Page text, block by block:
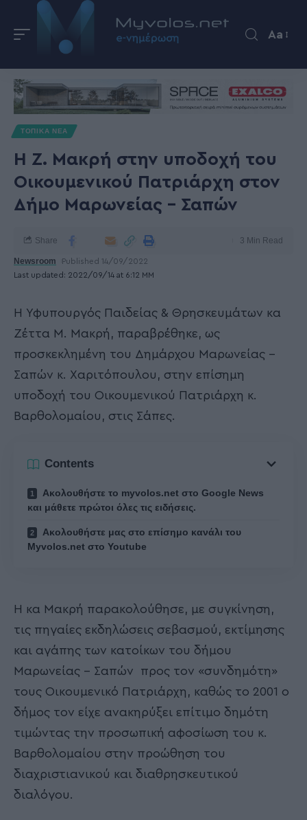
Aa
ΤΟΠΙΚΑ ΝΕΑ
Η Ζ. Μακρή στην υποδοχή του
Οικουμενικού Πατριάρχη στον
Δήμο Μαρωνείας – Σαπών
Last updated: 2022/09/14 at 6:12 ΜΜ
Newsroom Published 14/09/2022
Share 3 Min Read
Η Υφυπουργός Παιδείας & Θρησκευμάτων κα
Ζέττα Μ. Μακρή, παραβρέθηκε, ως
προσκεκλημένη του Δημάρχου Μαρωνείας –
Σαπών κ. Χαριτόπουλου, στην επίσημη
υποδοχή του Οικουμενικού Πατριάρχη κ.
Βαρθολομαίου, στις Σάπες.
Contents
Ακολουθήστε το myvolos.net στο Google News
και μάθετε πρώτοι όλες τις ειδήσεις.
Ακολουθήστε μας στο επίσημο κανάλι του
Myvolos.net στο Youtube
Η κα Μακρή παρακολούθησε, με συγκίνηση,
τις πηγαίες εκδηλώσεις σεβασμού, εκτίμησης
και αγάπης των κατοίκων του δήμου
Μαρωνείας – Σαπών προς τον «συνδημότη»
τους Οικουμενικό Πατριάρχη, καθώς το 2001 ο
δήμος τον είχε ανακηρύξει επίτιμο δημότη
τιμώντας την προσωπική αφοσίωση του κ.
Βαρθολομαίου στην προώθηση του
διαχριστιανικού και διαθρησκευτικού
διαλόγου.